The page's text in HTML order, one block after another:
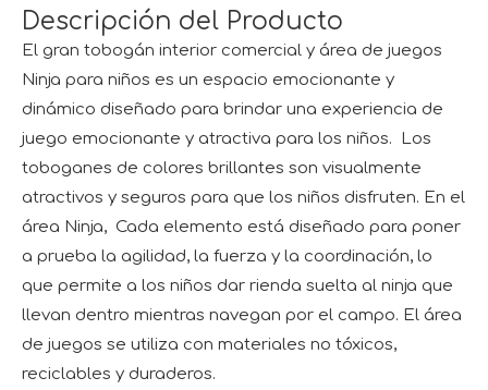
Descripción del Producto
El gran tobogán interior comercial y área de juegos
Ninja para niños es un espacio emocionante y
dinámico diseñado para brindar una experiencia de
juego emocionante y atractiva para los niños. Los
toboganes de colores brillantes son visualmente
atractivos y seguros para que los niños disfruten. En el
área Ninja, Cada elemento está diseñado para poner
a prueba la agilidad, la fuerza y ​​la coordinación, lo
que permite a los niños dar rienda suelta al ninja que
llevan dentro mientras navegan por el campo. El área
de juegos se utiliza con materiales no tóxicos,
reciclables y duraderos.